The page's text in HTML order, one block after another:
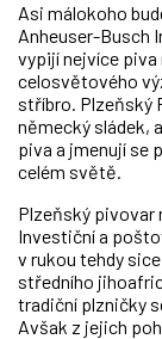
Asi málokoho
Anheuser-Busch
vypijí nejvíce piva
celosvětového
stříbro. Plzeňský
německý sládek,
piva a jmenují se
celém světě.
Plzeňský pivovar
Investiční a
v rukou tehdy
středního
tradiční plzničky
Avšak z jejich